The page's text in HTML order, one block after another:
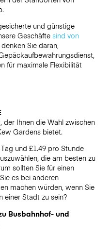
und günstige
Geschäfte sind von
Sie daran,
für maximale Flexibilität
Ihnen die Wahl zwischen
Gardens bietet.
und £1.49 pro Stunde
die am besten zu
sollten Sie für einen
es bei anderen
machen würden, wenn Sie
einer Stadt zu sein?
Busbahnhof- und